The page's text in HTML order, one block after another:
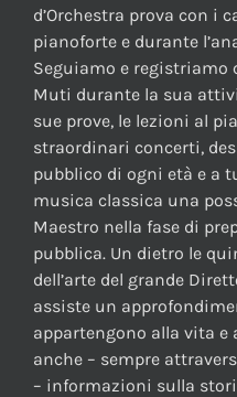
d’Orchestra prova con i
pianoforte e durante
Seguiamo e registriamo
Muti durante la sua
sue prove, le lezioni al
straordinari concerti,
pubblico di ogni età e a
musica classica una
Maestro nella fase di
pubblica. Un dietro le
dell’arte del grande
assiste un
appartengono alla vita e
anche – sempre
– informazioni sulla